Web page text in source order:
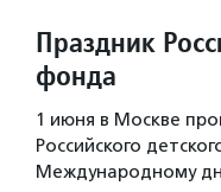
Праздник
фонда
1 июня в Москве
Российского
Международному